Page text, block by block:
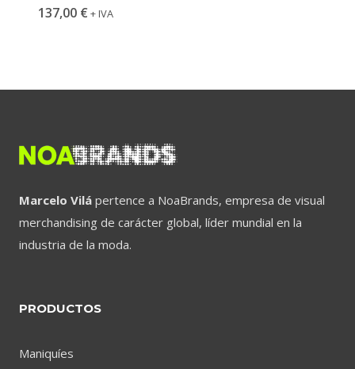
137,00 € + IVA
Marcelo Vilá pertence a NoaBrands, empresa de visual
merchandising de carácter global, líder mundial en la
industria de la moda.
PRODUCTOS
Maniquíes